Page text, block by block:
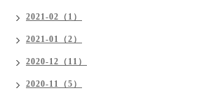
2021-02（1）
2021-01（2）
2020-12（11）
2020-11（5）